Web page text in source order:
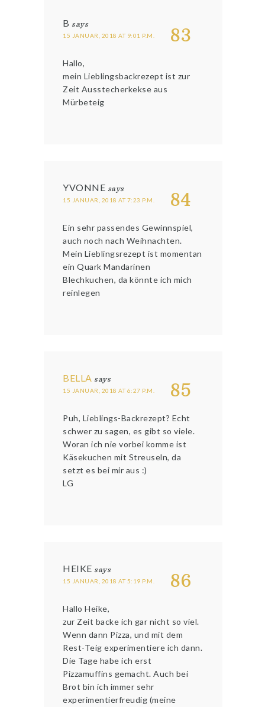
83
B says
15 JANUAR, 2018 AT 9:01 P.M.
Hallo,
mein Lieblingsbackrezept ist zur
Zeit Ausstecherkekse aus
Mürbeteig
84
YVONNE says
15 JANUAR, 2018 AT 7:23 P.M.
Ein sehr passendes Gewinnspiel,
auch noch nach Weihnachten.
Mein Lieblingsrezept ist momentan
ein Quark Mandarinen
Blechkuchen, da könnte ich mich
reinlegen
85
BELLA says
15 JANUAR, 2018 AT 6:27 P.M.
Puh, Lieblings-Backrezept? Echt
schwer zu sagen, es gibt so viele.
Woran ich nie vorbei komme ist
Käsekuchen mit Streuseln, da
setzt es bei mir aus :)
LG
86
HEIKE says
15 JANUAR, 2018 AT 5:19 P.M.
Hallo Heike,
zur Zeit backe ich gar nicht so viel.
Wenn dann Pizza, und mit dem
Rest-Teig experimentiere ich dann.
Die Tage habe ich erst
Pizzamuffins gemacht. Auch bei
Brot bin ich immer sehr
experimentierfreudig (meine